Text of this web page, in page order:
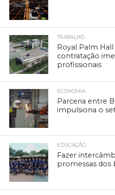
TRABALHO
Royal Palm
contratação
profissionais
ECONOMIA
Parceria entre
impulsiona o
EDUCAÇÃO
Fazer
promessas dos